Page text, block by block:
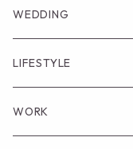
WEDDING
結婚式ムービー
招待状
LIFESTYLE
WORK